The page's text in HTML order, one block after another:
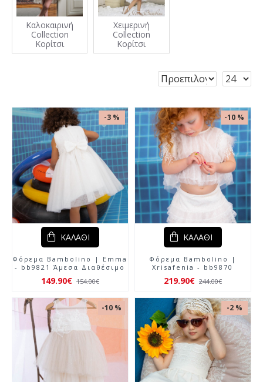
Καλοκαιρινή
Collection
Κορίτσι
Χειμερινή
Collection
Κορίτσι
-3 %
Φόρεμα Bambolino | Emma
- bb9821 Άμεσα Διαθέσιμο
149.90€ 154.00€
ΚΑΛΆΘΙ
-10 %
Φόρεμα Bambolino |
Xrisafenia - bb9870
219.90€ 244.00€
ΚΑΛΆΘΙ
-10 % -2 %